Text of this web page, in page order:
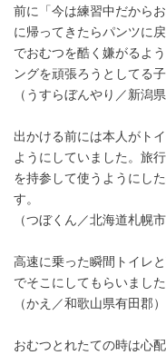
前に「今は練習中だから
に帰ってきたらパンツに
でおむつを酷く嫌がるよ
ングを頑張ろうとしてる
（うすらぼんやり／新潟県
出かける前には本人がト
ようにしていました。旅
を持参して使うようにし
す。
（つぼくん／北海道札幌市
高速に乗った瞬間トイレ
でそこにしてもらいました
（かえ／和歌山県有田郡）
おむつとれたての時は心